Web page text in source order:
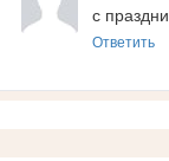
с
Ответить